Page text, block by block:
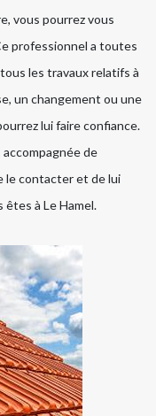
vous pourrez vous
professionnel a toutes
les travaux relatifs à
un changement ou une
lui faire confiance.
de
le contacter et de lui
à Le Hamel.